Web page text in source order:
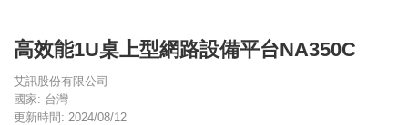
高效能1U桌上型網路設備平台NA350C
艾訊股份有限公司
國家: 台灣
更新時間: 2024/08/12